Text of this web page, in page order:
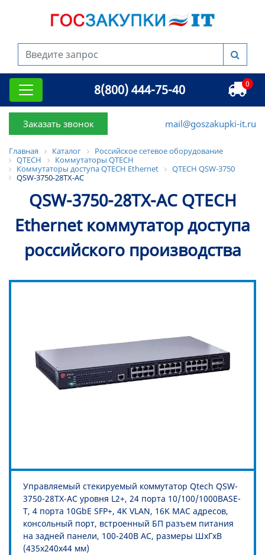
8(800) 444-75-40 0
Заказать звонок mail@goszakupki-it.ru
Главная Каталог
Российское сетевое оборудование
QTECH
Коммутаторы QTECH
Коммутаторы доступа QTECH Ethernet
QTECH QSW-3750
QSW-3750-28TX-AC
QSW-3750-28TX-AC QTECH
Ethernet коммутатор доступа
российского производства
Управляемый стекируемый коммутатор Qtech QSW-
3750-28TX-AC уровня L2+, 24 порта 10/100/1000BASE-
T, 4 порта 10GbE SFP+, 4K VLAN, 16K MAC адресов,
консольный порт, встроенный БП разъем питания
на задней панели, 100-240В AC, размеры ШхГхВ
(435x240x44 мм)